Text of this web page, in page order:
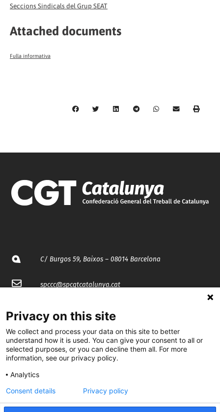
Seccions Sindicals del Grup SEAT
Attached documents
Fulla informativa
C/ Burgos 59, Baixos – 08014 Barcelona
spccc@spcgtcatalunya.cat
@CGTCatalunya
cgtcatalunya
CGTCatalunya
cgtcatalunya
Privacy on this site
We collect and process your data on this site to better
understand how it is used. You can give your consent to all or
selected purposes, or you can decline them all. For more
information, see our privacy policy.
Analytics
Consent details Privacy policy